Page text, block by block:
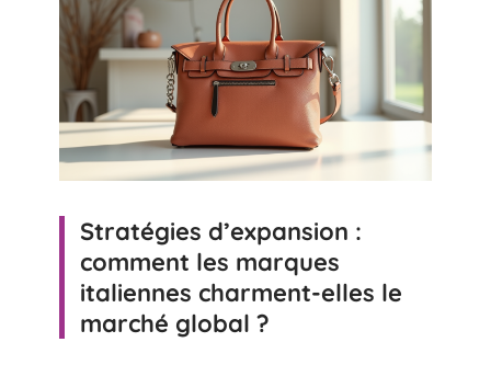
Stratégies d’expansion :
comment les marques
italiennes charment-elles le
marché global ?